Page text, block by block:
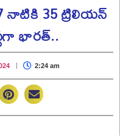
నాటికి 35 ట్రిలియన్
భారత్..
2:24 am